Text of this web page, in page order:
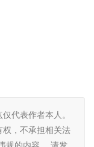
代表作者本人。
，不承担相关法